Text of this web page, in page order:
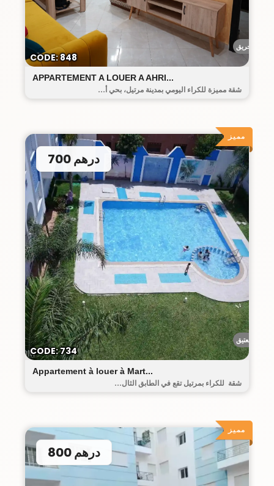
أحريق
APPARTEMENT A LOUER A AHRI...
شقة مميزة للكراء اليومي بمدينة مرتيل، بحي أ...
CODE: 848
مميز
البيت العتيق
Appartement à louer à Mart...
700 درهم
شقة للكراء بمرتيل تقع في الطابق الثال...
CODE: 734
مميز
800 درهم